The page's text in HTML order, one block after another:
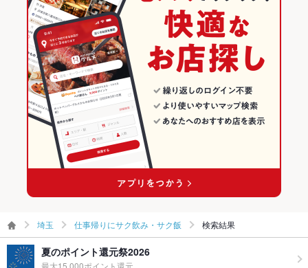
埼玉 仕事帰りにサク飲み・サク飯 検索結果
夏のポイント還元祭2026